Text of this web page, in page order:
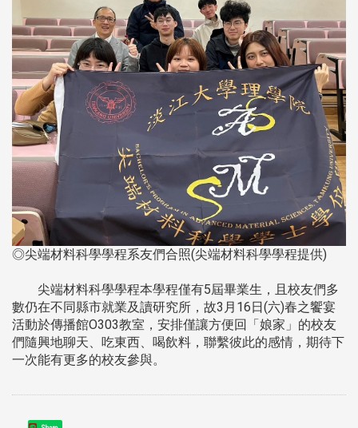
◎尖端材料科學學程系友們合照(尖端材料科學學程提供)
尖端材料科學學程本學程僅有5屆畢業生，且校友們多
數仍在不同縣市就業及讀研究所，故3月16日(六)春之饗宴
活動於傳播館O303教室，安排僅讓方便回「娘家」的校友
們隨興地聊天、吃東西、喝飲料，聯繫彼此的感情，期待下
一次能有更多的校友參與。